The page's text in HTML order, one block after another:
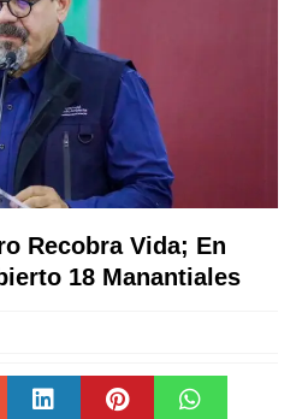
Recobra Vida; En
18 Manantiales